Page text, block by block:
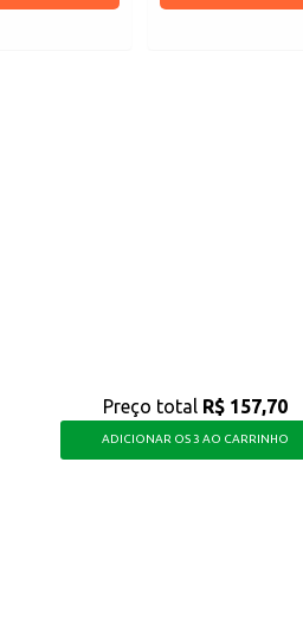
Preço total R$ 157,70
ADICIONAR OS 3 AO CARRINHO